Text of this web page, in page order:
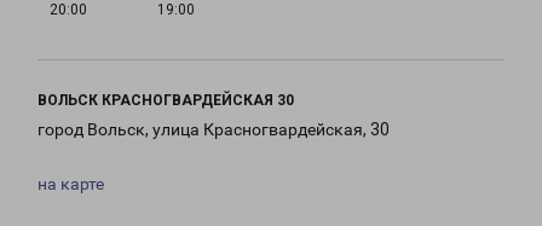
20:00
19:00
ВОЛЬСК КРАСНОГВАРДЕЙСКАЯ 30
город Вольск, улица Красногвардейская, 30
на карте